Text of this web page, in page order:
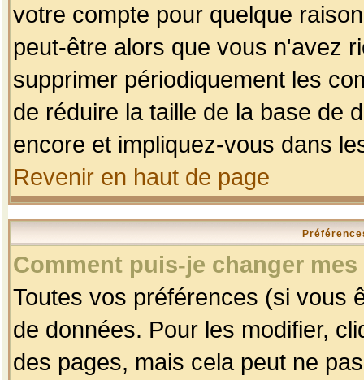
votre compte pour quelque
peut-être alors que vous n'avez
supprimer périodiquement les
de réduire la taille de la base de
encore et impliquez-vous dans
Revenir en haut de page
Comment puis-je changer
Toutes vos préférences (si vous
de données. Pour les modifier,
des pages, mais cela peut ne